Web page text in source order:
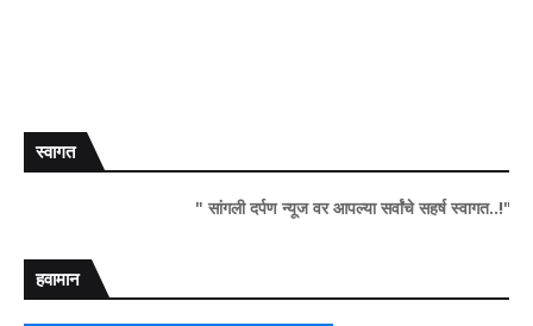
स्वागत
" सांगली दर्पण न्यूज वर आपल्या सर्वांचे सहर्ष स्वागत..!"
हवामान